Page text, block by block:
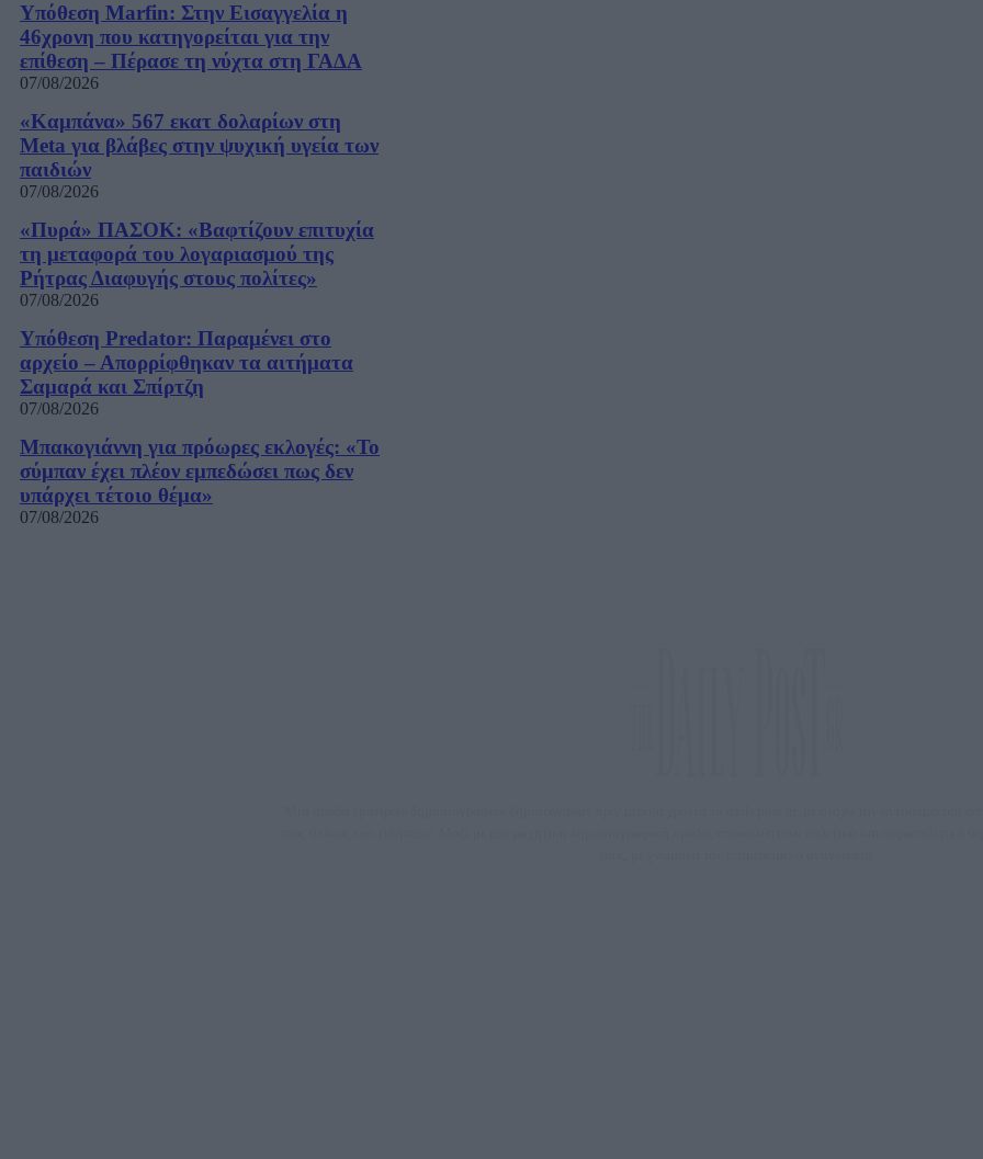
Υπόθεση Marfin: Στην Εισαγγελία η
46χρονη που κατηγορείται για την
επίθεση – Πέρασε τη νύχτα στη ΓΑΔΑ
07/08/2026
«Καμπάνα» 567 εκατ δολαρίων στη
Meta για βλάβες στην ψυχική υγεία των
παιδιών
07/08/2026
«Πυρά» ΠΑΣΟΚ: «Βαφτίζουν επιτυχία
τη μεταφορά του λογαριασμού της
Ρήτρας Διαφυγής στους πολίτες»
07/08/2026
Υπόθεση Predator: Παραμένει στο
αρχείο – Απορρίφθηκαν τα αιτήματα
Σαμαρά και Σπίρτζη
07/08/2026
Μπακογιάννη για πρόωρες εκλογές: «Το
σύμπαν έχει πλέον εμπεδώσει πως δεν
υπάρχει τέτοιο θέμα»
07/08/2026